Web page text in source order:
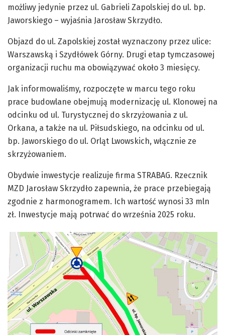
możliwy jedynie przez ul. Gabrieli Zapolskiej do ul. bp.
Jaworskiego – wyjaśnia Jarosław Skrzydło.
Objazd do ul. Zapolskiej został wyznaczony przez ulice:
Warszawską i Szydłówek Górny. Drugi etap tymczasowej
organizacji ruchu ma obowiązywać około 3 miesięcy.
Jak informowaliśmy, rozpoczęte w marcu tego roku
prace budowlane obejmują modernizację ul. Klonowej na
odcinku od ul. Turystycznej do skrzyżowania z ul.
Orkana, a także na ul. Piłsudskiego, na odcinku od ul.
bp. Jaworskiego do ul. Orląt Lwowskich, włącznie ze
skrzyżowaniem.
Obydwie inwestycje realizuje firma STRABAG. Rzecznik
MZD Jarosław Skrzydło zapewnia, że prace przebiegają
zgodnie z harmonogramem. Ich wartość wynosi 33 mln
zł. Inwestycje mają potrwać do września 2025 roku.